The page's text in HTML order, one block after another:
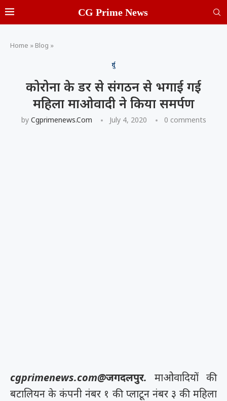
CG Prime News
Home » Blog »
दुर्ग
कोरोना के डर से संगठन से भगाई गई
महिला माओवादी ने किया समर्पण
by Cgprimenews.com July 4, 2020 0 comments
cgprimenews.com@जगदलपुर. माओवादियों की
बटालियन के कंपनी नंबर १ की प्लाटून नंबर ३ की महिला